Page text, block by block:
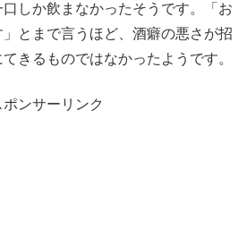
しか飲まなかったそうです。「お
とまで言うほど、酒癖の悪さが招
きるものではなかったようです。
ポンサーリンク